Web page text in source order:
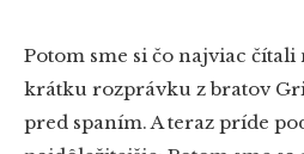
Potom sme si čo najviac čítali
krátku rozprávku z bratov
pred spaním. A teraz príde